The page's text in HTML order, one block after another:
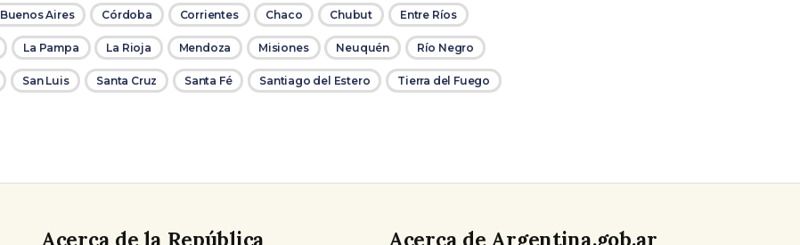
Buenos Aires Córdoba Corrientes Chaco Chubut Entre Ríos
La Pampa La Rioja Mendoza Misiones Neuquén Río Negro
San Luis Santa Cruz Santa Fé Santiago del Estero Tierra del Fuego
Acerca de la República Acerca de Argentina.gob.ar